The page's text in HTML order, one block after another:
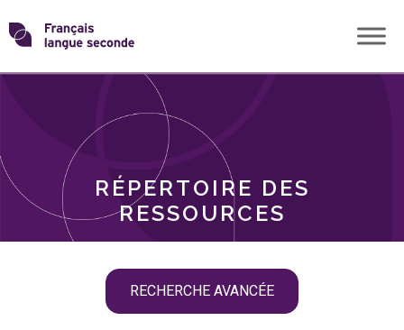
Skip
toTransformons
langue
RÉPERTOIRE DES
RESSOURCES
RECHERCHE AVANCÉE
THÈMES